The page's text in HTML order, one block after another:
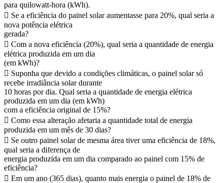
para quilowatt-hora (kWh).
 Se a eficiência do painel solar aumentasse para 20%, qual seria a
nova potência elétrica
gerada?
 Com a nova eficiência (20%), qual seria a quantidade de energia
elétrica produzida em um dia
(em kWh)?
 Suponha que devido a condições climáticas, o painel solar só
recebe irradiância solar durante
10 horas por dia. Qual seria a quantidade de energia elétrica
produzida em um dia (em kWh)
com a eficiência original de 15%?
 Como essa alteração afetaria a quantidade total de energia
produzida em um mês de 30 dias?
 Se outro painel solar de mesma área tiver uma eficiência de 18%,
qual seria a diferença de
energia produzida em um dia comparado ao painel com 15% de
eficiência?
 Em um ano (365 dias), quanto mais energia o painel de 18% de